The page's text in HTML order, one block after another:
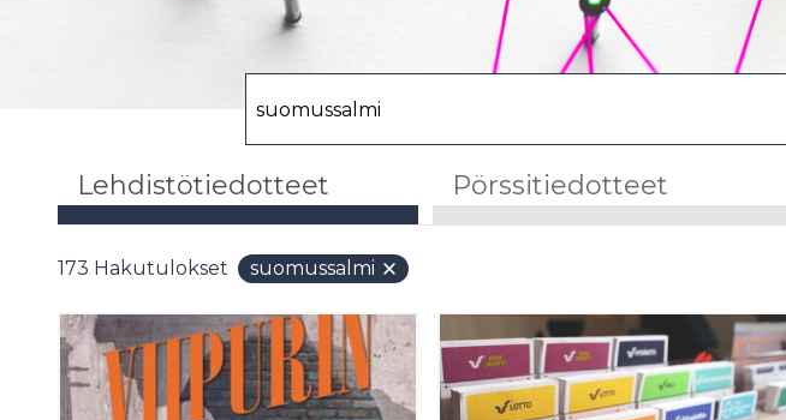
Lehdistötiedotteet Pörssitiedotteet
173 Hakutulokset suomussalmi